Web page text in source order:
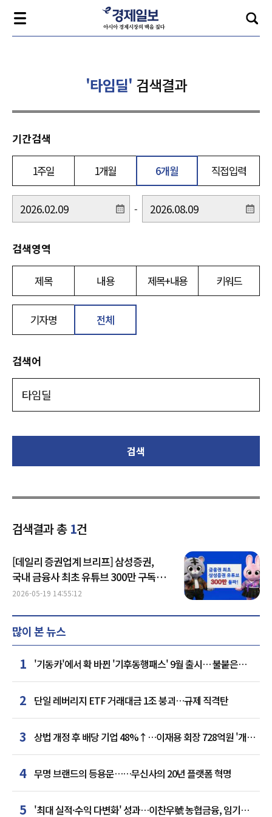
'타임딜' 검색결과
기간검색
1주일 1개월 6개월 직접입력
-
검색영역
제목 내용 제목+내용 키워드
기자명 전체
검색어
검색
검색결과 총 1건
[데일리 증권업계 브리프] 삼성증권,
국내 금융사 최초 유튜브 300만 구독자
돌파 外
2026-05-19 14:55:12
많이 본 뉴스
1 '기동카'에서 확 바뀐 '기후동행패스' 9월 출시… 불붙은
카드사 경쟁
2 단일 레버리지 ETF 거래대금 1조 붕괴…규제 직격탄
3
상법 개정 후 배당 기업 48%↑…이재용 회장 728억원 '개인
최다'
4 무명 브랜드의 등용문……무신사의 20년 플랫폼 혁명
5 '최대 실적·수익 다변화' 성과…이찬우號 농협금융, 임기